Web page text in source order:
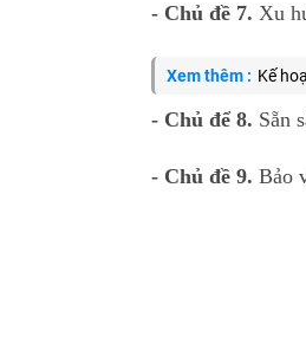
- Chủ đề 7. Xu
Xem thêm : Kế
- Chủ để 8. Sẵn
- Chủ đề 9. Bảo